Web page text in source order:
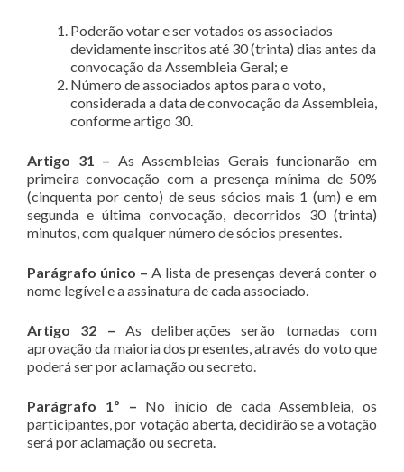
Poderão votar e ser votados os associados
devidamente inscritos até 30 (trinta) dias antes da
convocação da Assembleia Geral; e
Número de associados aptos para o voto,
considerada a data de convocação da Assembleia,
conforme artigo 30.
Artigo 31 – As Assembleias Gerais funcionarão em
primeira convocação com a presença mínima de 50%
(cinquenta por cento) de seus sócios mais 1 (um) e em
segunda e última convocação, decorridos 30 (trinta)
minutos, com qualquer número de sócios presentes.
Parágrafo único – A lista de presenças deverá conter o
nome legível e a assinatura de cada associado.
Artigo 32 – As deliberações serão tomadas com
aprovação da maioria dos presentes, através do voto que
poderá ser por aclamação ou secreto.
Parágrafo 1º – No início de cada Assembleia, os
participantes, por votação aberta, decidirão se a votação
será por aclamação ou secreta.